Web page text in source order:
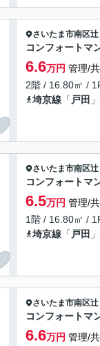
さいたま市南区辻
コンフォートマ
6.6万円 管理/
2階 / 16.80㎡ /
埼京線 「 戸田
さいたま市南区辻
コンフォートマ
6.5万円 管理/
1階 / 16.80㎡ /
埼京線 「 戸田
さいたま市南区辻
コンフォートマ
6.6万円 管理/